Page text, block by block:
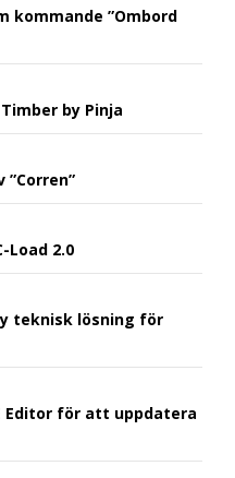
kommande ”Ombord
by Pinja
2.0
teknisk lösning för
Editor för att uppdatera